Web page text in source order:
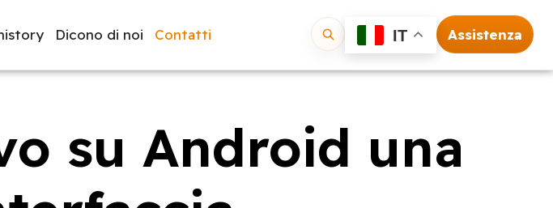
Dicono di noi Contatti IT Assistenza
su Android una